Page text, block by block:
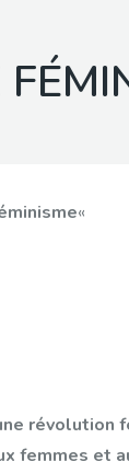
«
femmes et